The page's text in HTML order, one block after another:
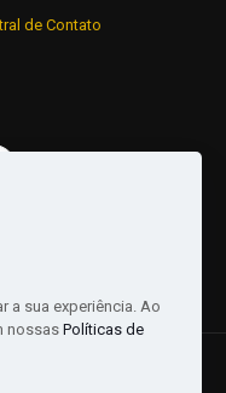
de Contato
a sua experiência. Ao
nossasPolíticas de